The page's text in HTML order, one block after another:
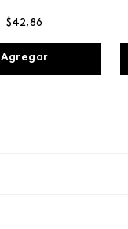
$42,86
Agregar